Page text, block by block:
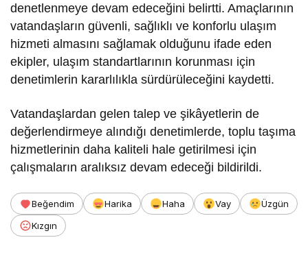
denetlenmeye devam edeceğini belirtti. Amaçlarının
vatandaşların güvenli, sağlıklı ve konforlu ulaşım
hizmeti almasını sağlamak olduğunu ifade eden
ekipler, ulaşım standartlarının korunması için
denetimlerin kararlılıkla sürdürüleceğini kaydetti.
Vatandaşlardan gelen talep ve şikâyetlerin de
değerlendirmeye alındığı denetimlerde, toplu taşıma
hizmetlerinin daha kaliteli hale getirilmesi için
çalışmaların aralıksız devam edeceği bildirildi.
Beğendim Harika Haha Vay
Üzgün
Kızgın